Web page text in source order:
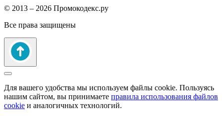
© 2013 – 2026 Промокодекс.ру
Все права защищены
Для вашего удобства мы используем файлы cookie. Пользуясь
нашим сайтом, вы принимаете правила использования файлов
cookie и аналогичных технологий.